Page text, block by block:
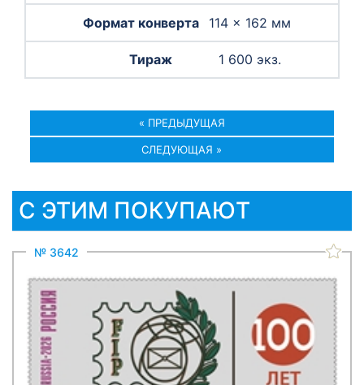
114 × 162 мм
1 600 экз.
« ПРЕДЫДУЩАЯ
СЛЕДУЮЩАЯ »
С ЭТИМ ПОКУПАЮТ
№ 3642